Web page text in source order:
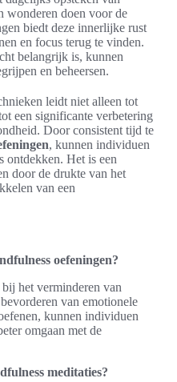
wonderen doen voor de
biedt deze innerlijke rust
en focus terug te vinden.
belangrijk is, kunnen
en beheersen.
leidt niet alleen tot
een significante verbetering
Door consistent tijd te
, kunnen individuen
ontdekken. Het is een
door de drukte van het
van een
oefeningen?
het verminderen van
van emotionele
kunnen individuen
omgaan met de
meditaties?